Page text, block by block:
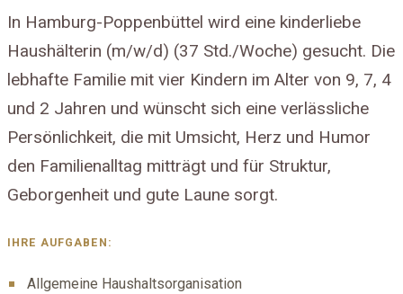
In Hamburg-Poppenbüttel wird eine kinderliebe
Haushälterin (m/w/d) (37 Std./Woche) gesucht. Die
lebhafte Familie mit vier Kindern im Alter von 9, 7, 4
und 2 Jahren und wünscht sich eine verlässliche
Persönlichkeit, die mit Umsicht, Herz und Humor
den Familienalltag mitträgt und für Struktur,
Geborgenheit und gute Laune sorgt.
IHRE AUFGABEN:
Allgemeine Haushaltsorganisation